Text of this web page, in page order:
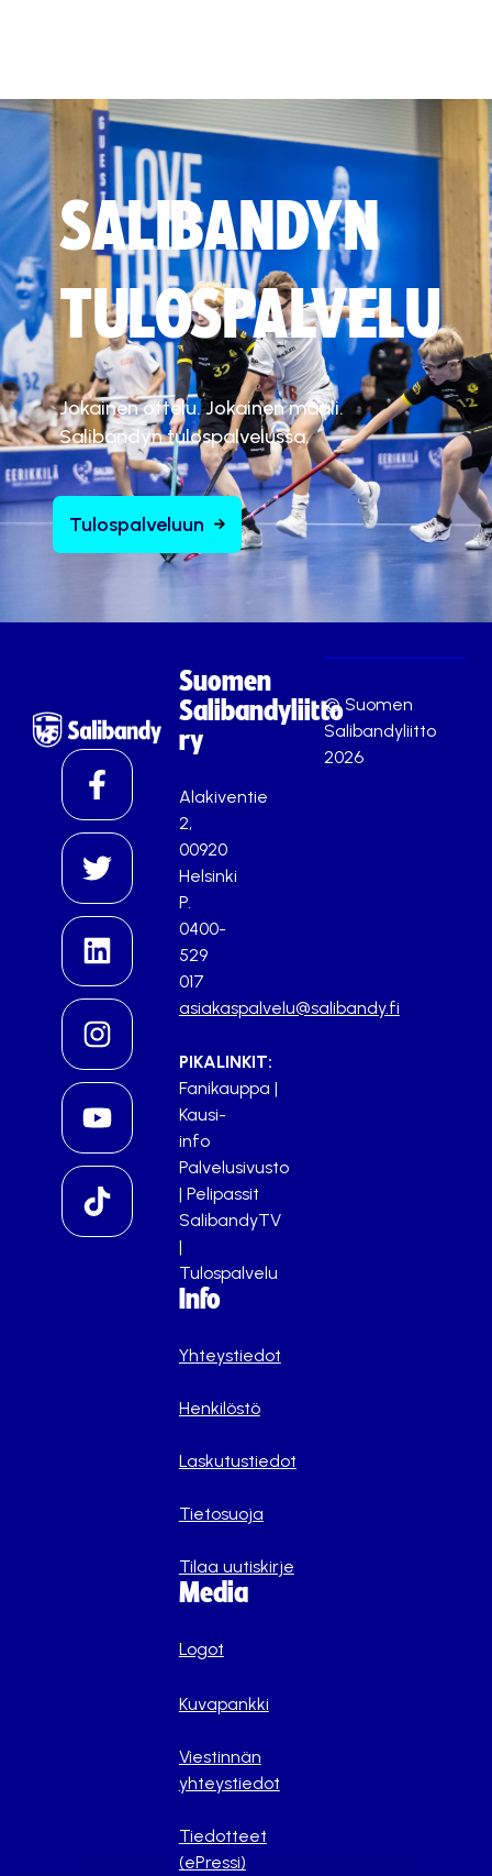
SALIBANDYN
TULOSPALVELU
Jokainen ottelu. Jokainen maali.
Salibandyn tulospalvelussa.
Tulospalveluun
Suomen
Salibandyliitto
ry
Alakiventie
2,
00920
Helsinki
P.
0400-
529
017
asiakaspalvelu@salibandy.fi
PIKALINKIT:
Fanikauppa |
Kausi-
info
Palvelusivusto
| Pelipassit
SalibandyTV
|
Tulospalvelu
Info
Yhteystiedot
Henkilöstö
Laskutustiedot
Tietosuoja
Tilaa uutiskirje
Media
Logot
Kuvapankki
Viestinnän
yhteystiedot
Tiedotteet
(ePressi)
© Suomen
Salibandyliitto
2026